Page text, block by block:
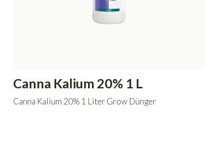
Canna Kalium 20% 1 L
Canna Kalium 20% 1 Liter Grow Dünger